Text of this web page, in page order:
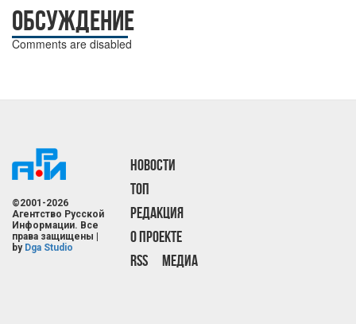
ОБСУЖДЕНИЕ
Comments are disabled
©2001-2026
Агентство Русской
Информации. Все
права защищены |
by Dga Studio
НОВОСТИ
ТОП
РЕДАКЦИЯ
О ПРОЕКТЕ
RSS
МЕДИА